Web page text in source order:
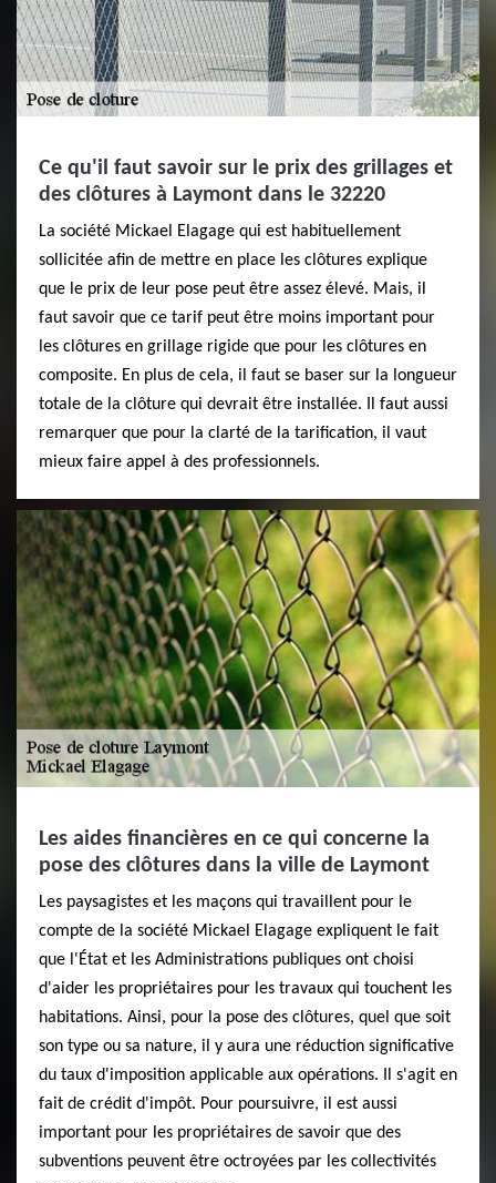
Ce qu'il faut savoir sur le prix des grillages et
des clôtures à Laymont dans le 32220
La société Mickael Elagage qui est habituellement
sollicitée afin de mettre en place les clôtures explique
que le prix de leur pose peut être assez élevé. Mais, il
faut savoir que ce tarif peut être moins important pour
les clôtures en grillage rigide que pour les clôtures en
composite. En plus de cela, il faut se baser sur la longueur
totale de la clôture qui devrait être installée. Il faut aussi
remarquer que pour la clarté de la tarification, il vaut
mieux faire appel à des professionnels.
Les aides financières en ce qui concerne la
pose des clôtures dans la ville de Laymont
Les paysagistes et les maçons qui travaillent pour le
compte de la société Mickael Elagage expliquent le fait
que l'État et les Administrations publiques ont choisi
d'aider les propriétaires pour les travaux qui touchent les
habitations. Ainsi, pour la pose des clôtures, quel que soit
son type ou sa nature, il y aura une réduction significative
du taux d'imposition applicable aux opérations. Il s'agit en
fait de crédit d'impôt. Pour poursuivre, il est aussi
important pour les propriétaires de savoir que des
subventions peuvent être octroyées par les collectivités